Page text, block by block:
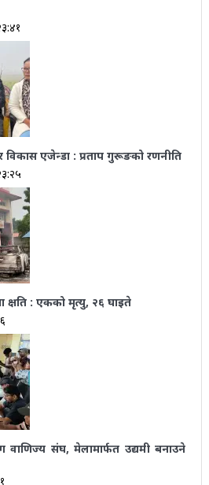
एजेन्डा : प्रताप गुरूङको रणनीति
क्षति : एकको मृत्यु, २६ घाइते
वाणिज्य संघ, मेलामार्फत उद्यमी बनाउने